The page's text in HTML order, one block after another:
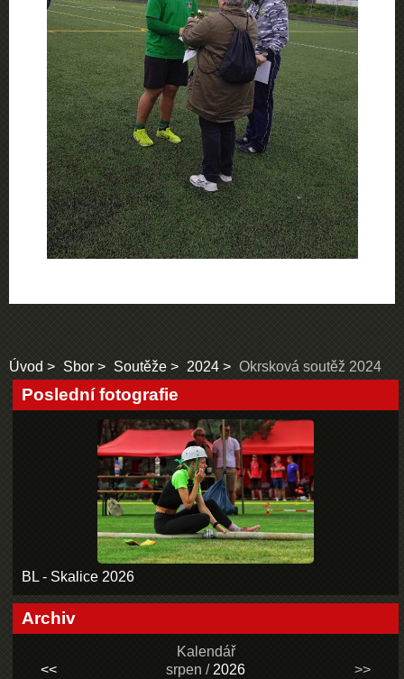
Úvod Sbor Soutěže 2024 Okrsková soutěž 2024
Poslední fotografie
BL - Skalice 2026
Archiv
Kalendář
<<
srpen / 2026 >>